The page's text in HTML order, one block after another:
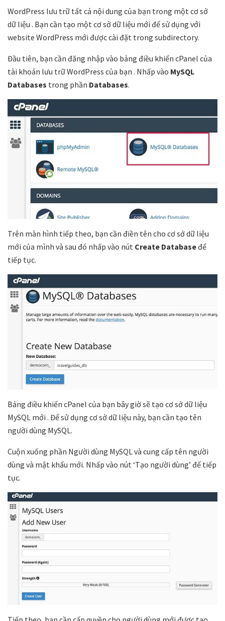
WordPress lưu trữ tất cả nội dung của bạn trong một cơ sở
dữ liệu . Bạn cần tạo một cơ sở dữ liệu mới để sử dụng với
website WordPress mới được cài đặt trong subdirectory.
Đầu tiên, bạn cần đăng nhập vào bảng điều khiển cPanel của
tài khoản lưu trữ WordPress của bạn . Nhấp vào MySQL
Databases trong phần Databases.
Trên màn hình tiếp theo, bạn cần điền tên cho cơ sở dữ liệu
mới của mình và sau đó nhấp vào nút Create Databaseđể
tiếp tục.
Bảng điều khiển cPanel của bạn bây giờ sẽ tạo cơ sở dữ liệu
MySQL mới . Để sử dụng cơ sở dữ liệu này, bạn cần tạo tên
người dùng MySQL.
Cuộn xuống phần Người dùng MySQL và cung cấp tên người
dùng và mật khẩu mới. Nhấp vào nút ‘Tạo người dùng’ để tiếp
tục.